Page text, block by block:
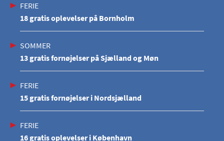
FERIE
18 gratis oplevelser på Bornholm
SOMMER
13 gratis fornøjelser på Sjælland og Møn
FERIE
15 gratis fornøjelser i Nordsjælland
FERIE
16 gratis oplevelser i København